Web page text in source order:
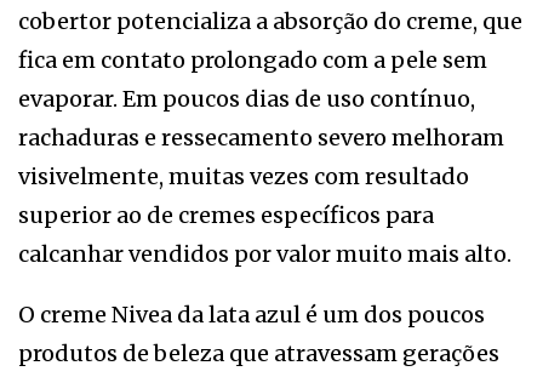
cobertor potencializa a absorção do creme, que
fica em contato prolongado com a pele sem
evaporar. Em poucos dias de uso contínuo,
rachaduras e ressecamento severo melhoram
visivelmente, muitas vezes com resultado
superior ao de cremes específicos para
calcanhar vendidos por valor muito mais alto.
O creme Nivea da lata azul é um dos poucos
produtos de beleza que atravessam gerações